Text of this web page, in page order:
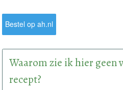
Bestel op ah.nl
Waarom zie ik hier geen
recept?